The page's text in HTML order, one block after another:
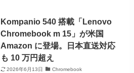
Kompanio 540 搭載「Lenovo
Chromebook m 15」が米国
Amazon に登場。日本直送対応
も 10 万円超え
2026年6月13日 Chromebook